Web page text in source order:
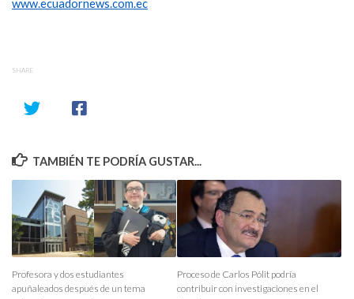
www.ecuadornews.com.ec
SHARE
TAMBIÉN TE PODRÍA GUSTAR...
Profesora y dos estudiantes
apuñaleados después de un tema
Proceso de Carlos Pólit podría
contribuir con investigaciones en el